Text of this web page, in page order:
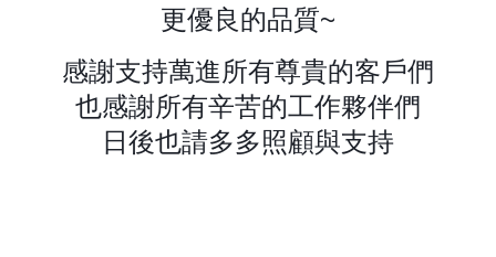
更優良的品質~
感謝支持萬進所有尊貴的客戶們
也感謝所有辛苦的工作夥伴們
日後也請多多照顧與支持